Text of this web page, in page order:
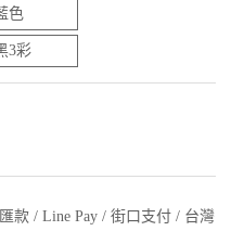
色
3彩
款 / Line Pay / 街口支付 / 台灣